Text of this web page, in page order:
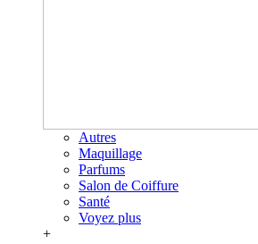
Autres
Maquillage
Parfums
Salon de Coiffure
Santé
Voyez plus
+